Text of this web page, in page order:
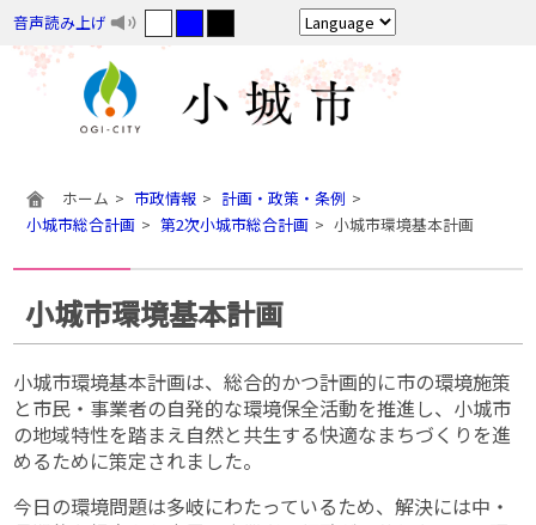
音声読み上げ
ホーム 市政情報
計画・政策・条例
小城市総合計画
第2次小城市総合計画 小城市環境基本計画
小城市環境基本計画
小城市環境基本計画は、総合的かつ計画的に市の環境施策
と市民・事業者の自発的な環境保全活動を推進し、小城市
の地域特性を踏まえ自然と共生する快適なまちづくりを進
めるために策定されました。
今日の環境問題は多岐にわたっているため、解決には中・